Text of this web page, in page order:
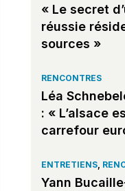
« Le secret
réussie
sources »
RENCONTRES
Léa
: « L’alsace
carrefour
ENTRETIENS,
Yann